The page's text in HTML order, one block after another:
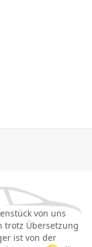
von uns
trotz Übersetzung
ist von der